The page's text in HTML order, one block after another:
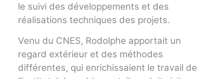
le suivi des développements et des
réalisations techniques des projets.
Venu du CNES, Rodolphe apportait un
regard extérieur et des méthodes
différentes, qui enrichissaient le travail de